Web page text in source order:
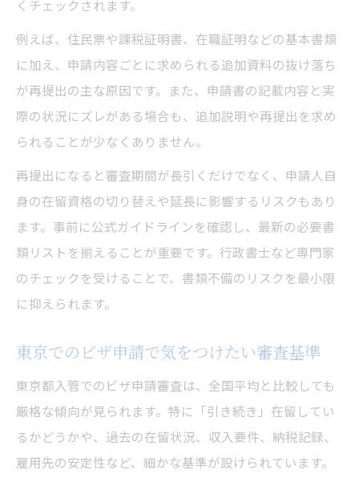
くチェックされます。
例えば、住民票や課税証明書、在職証明などの基本書類
に加え、申請内容ごとに求められる追加資料の抜け落ち
が再提出の主な原因です。また、申請書の記載内容と実
際の状況にズレがある場合も、追加説明や再提出を求め
られることが少なくありません。
再提出になると審査期間が長引くだけでなく、申請人自
身の在留資格の切り替えや延長に影響するリスクもあり
ます。事前に公式ガイドラインを確認し、最新の必要書
類リストを揃えることが重要です。行政書士など専門家
のチェックを受けることで、書類不備のリスクを最小限
に抑えられます。
東京でのビザ申請で気をつけたい審査基準
東京都入管でのビザ申請審査は、全国平均と比較しても
厳格な傾向が見られます。特に「引き続き」在留してい
るかどうかや、過去の在留状況、収入要件、納税記録、
雇用先の安定性など、細かな基準が設けられています。